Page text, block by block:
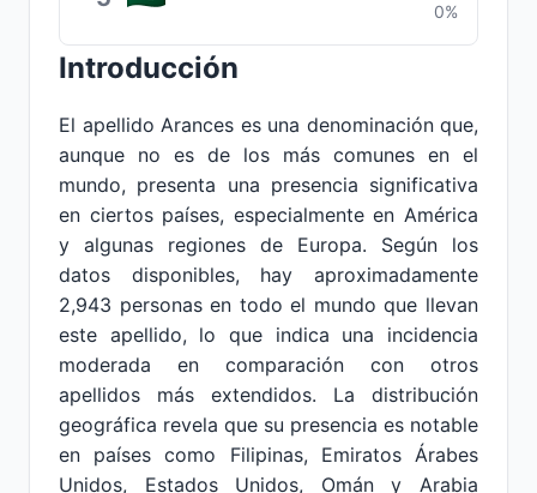
0%
Introducción
El apellido Arances es una denominación que,
aunque no es de los más comunes en el
mundo, presenta una presencia significativa
en ciertos países, especialmente en América
y algunas regiones de Europa. Según los
datos disponibles, hay aproximadamente
2,943 personas en todo el mundo que llevan
este apellido, lo que indica una incidencia
moderada en comparación con otros
apellidos más extendidos. La distribución
geográfica revela que su presencia es notable
en países como Filipinas, Emiratos Árabes
Unidos, Estados Unidos, Omán y Arabia